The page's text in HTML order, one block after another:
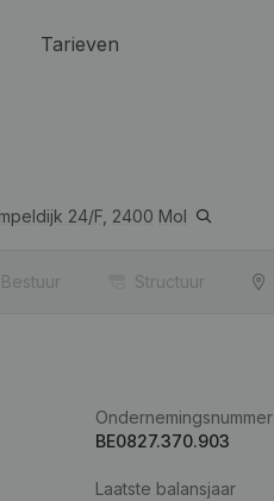
Tarieven
24/F, 2400 Mol
Bestuur Structuur
Ondernemingsnummer
BE0827.370.903
Laatste balansjaar